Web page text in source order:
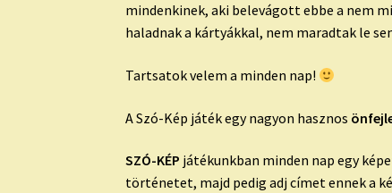
mindenkinek, aki belevágott ebbe a nem
haladnak a kártyákkal, nem maradtak le
Tartsatok velem a minden nap!
A Szó-Kép játék egy nagyon hasznos
SZÓ-KÉP játékunkban minden nap egy
történetet, majd pedig adj címet ennek a